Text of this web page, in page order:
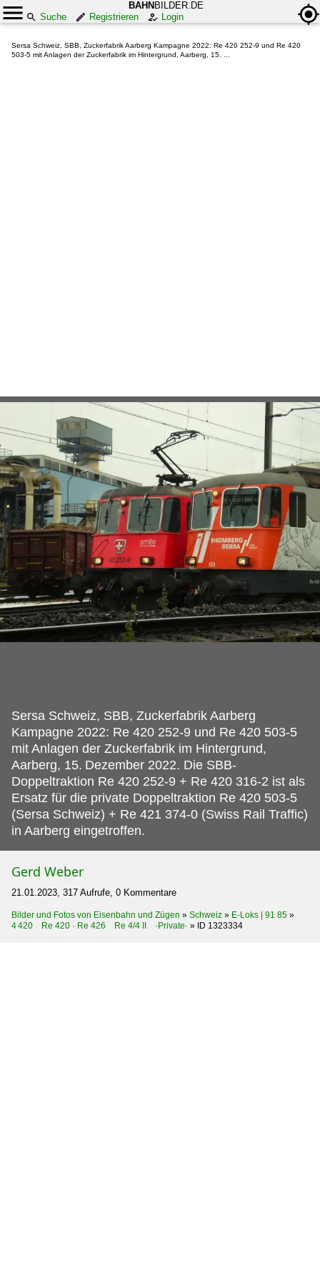
BAHN BILDER.DE
Suche
Registrieren Login
Sersa Schweiz, SBB, Zuckerfabrik Aarberg Kampagne 2022: Re 420 252-9 und Re 420
503-5 mit Anlagen der Zuckerfabrik im Hintergrund, Aarberg, 15. ...
Sersa Schweiz, SBB, Zuckerfabrik Aarberg
Kampagne 2022: Re 420 252-9 und Re 420 503-5
mit Anlagen der Zuckerfabrik im Hintergrund,
Aarberg, 15. Dezember 2022. Die SBB-
Doppeltraktion Re 420 252-9 + Re 420 316-2 ist als
Ersatz für die private Doppeltraktion Re 420 503-5
(Sersa Schweiz) + Re 421 374-0 (Swiss Rail Traffic)
in Aarberg eingetroffen.
Gerd Weber
21.01.2023, 317 Aufrufe, 0 Kommentare
Bilder und Fotos von Eisenbahn und Zügen » Schweiz » E-Loks | 91 85 »
4 420 Re 420 · Re 426 Re 4/4 II ·Private· » ID 1323334